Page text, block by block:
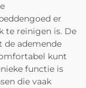
er
te reinigen is. De
ademende
kunt
functie is
die vaak